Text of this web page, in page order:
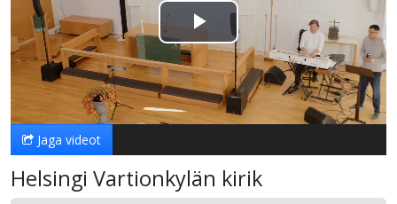
Esita
video
Jaga videot
Helsingi Vartionkylän kirik